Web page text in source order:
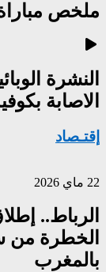
ملخص مباراة
النشرة
الاصابة بكوفيد
إقتـصاد
22 ماي 2026
الرباط..
الخطرة من
بالمغرب